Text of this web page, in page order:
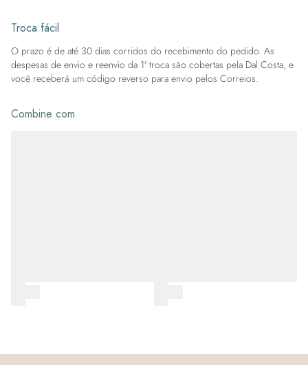
Troca fácil
O prazo é de até 30 dias corridos do recebimento do pedido. As
despesas de envio e reenvio da 1ª troca são cobertas pela Dal Costa, e
você receberá um código reverso para envio pelos Correios.
Combine com